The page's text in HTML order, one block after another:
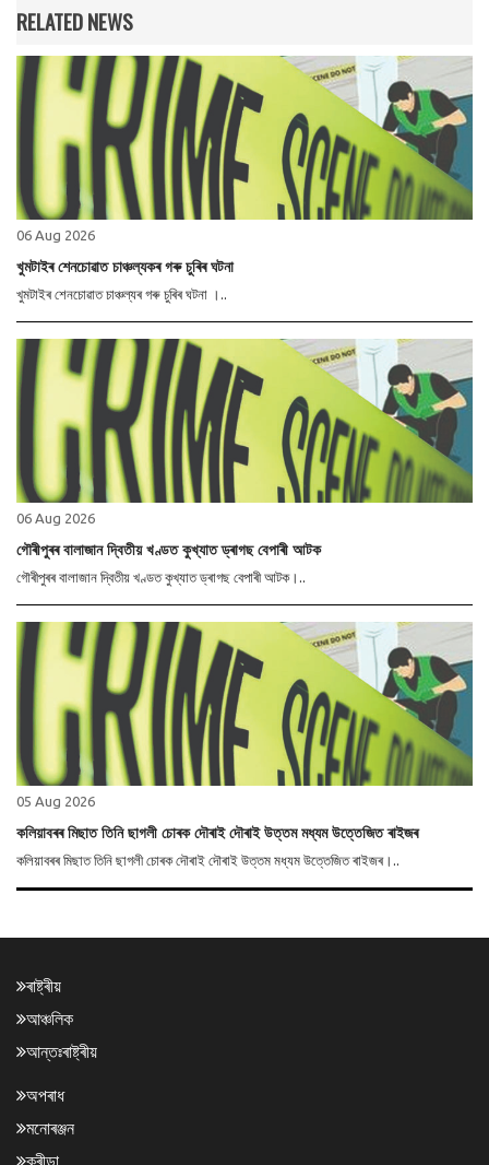
RELATED NEWS
06 Aug 2026
খুমটাইৰ শেনচোৱাত চাঞ্চল্যকৰ গৰু চুৰিৰ ঘটনা
খুমটাইৰ শেনচোৱাত চাঞ্চল্যৰ গৰু চুৰিৰ ঘটনা ।..
06 Aug 2026
গৌৰীপুৰৰ বালাজান দ্বিতীয় খণ্ডত কুখ্যাত ড্ৰাগছ বেপাৰী আটক
গৌৰীপুৰৰ বালাজান দ্বিতীয় খণ্ডত কুখ্যাত ড্ৰাগছ বেপাৰী আটক।..
05 Aug 2026
কলিয়াবৰৰ মিছাত তিনি ছাগলী চোৰক দৌৰাই দৌৰাই উত্তম মধ্যম উত্তেজিত ৰাইজৰ
কলিয়াবৰৰ মিছাত তিনি ছাগলী চোৰক দৌৰাই দৌৰাই উত্তম মধ্যম উত্তেজিত ৰাইজৰ।..
ৰাষ্ট্ৰীয়
আঞ্চলিক
আন্তঃৰাষ্ট্ৰীয়
অপৰাধ
মনোৰঞ্জন